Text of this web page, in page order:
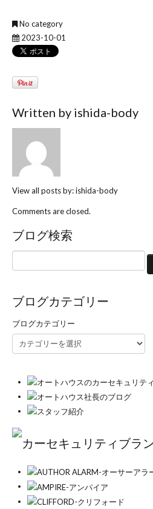
No category
2023-10-01
Written by ishida-body
View all posts by:ishida-body
Comments are closed.
ブログ検索
ブログカテゴリー
ブログカテゴリー